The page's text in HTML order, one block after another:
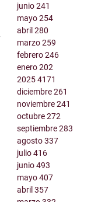
junio241
mayo254
abril280
marzo259
febrero246
enero202
20254171
diciembre261
noviembre241
octubre272
septiembre283
agosto337
julio416
junio493
mayo407
abril357